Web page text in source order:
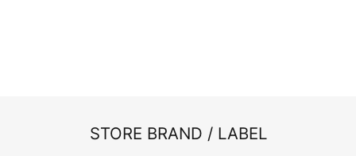
STORE BRAND / LABEL